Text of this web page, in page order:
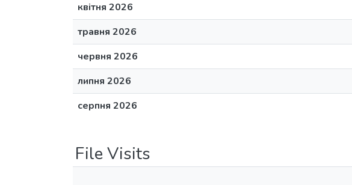
квітня 2026
травня 2026
червня 2026
липня 2026
серпня 2026
File Visits